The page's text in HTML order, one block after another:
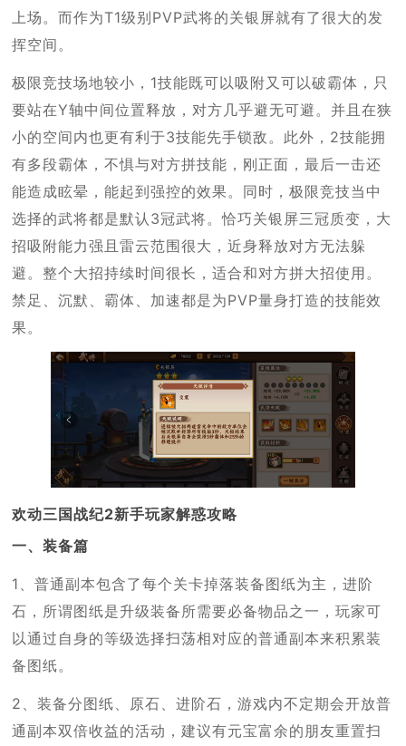
上场。而作为T1级别PVP武将的关银屏就有了很大的发
挥空间。
极限竞技场地较小，1技能既可以吸附又可以破霸体，只
要站在Y轴中间位置释放，对方几乎避无可避。并且在狭
小的空间内也更有利于3技能先手锁敌。此外，2技能拥
有多段霸体，不惧与对方拼技能，刚正面，最后一击还
能造成眩晕，能起到强控的效果。同时，极限竞技当中
选择的武将都是默认3冠武将。恰巧关银屏三冠质变，大
招吸附能力强且雷云范围很大，近身释放对方无法躲
避。整个大招持续时间很长，适合和对方拼大招使用。
禁足、沉默、霸体、加速都是为PVP量身打造的技能效
果。
欢动三国战纪2新手玩家解惑攻略
一、装备篇
1、普通副本包含了每个关卡掉落装备图纸为主，进阶
石，所谓图纸是升级装备所需要必备物品之一，玩家可
以通过自身的等级选择扫荡相对应的普通副本来积累装
备图纸。
2、装备分图纸、原石、进阶石，游戏内不定期会开放普
通副本双倍收益的活动，建议有元宝富余的朋友重置扫